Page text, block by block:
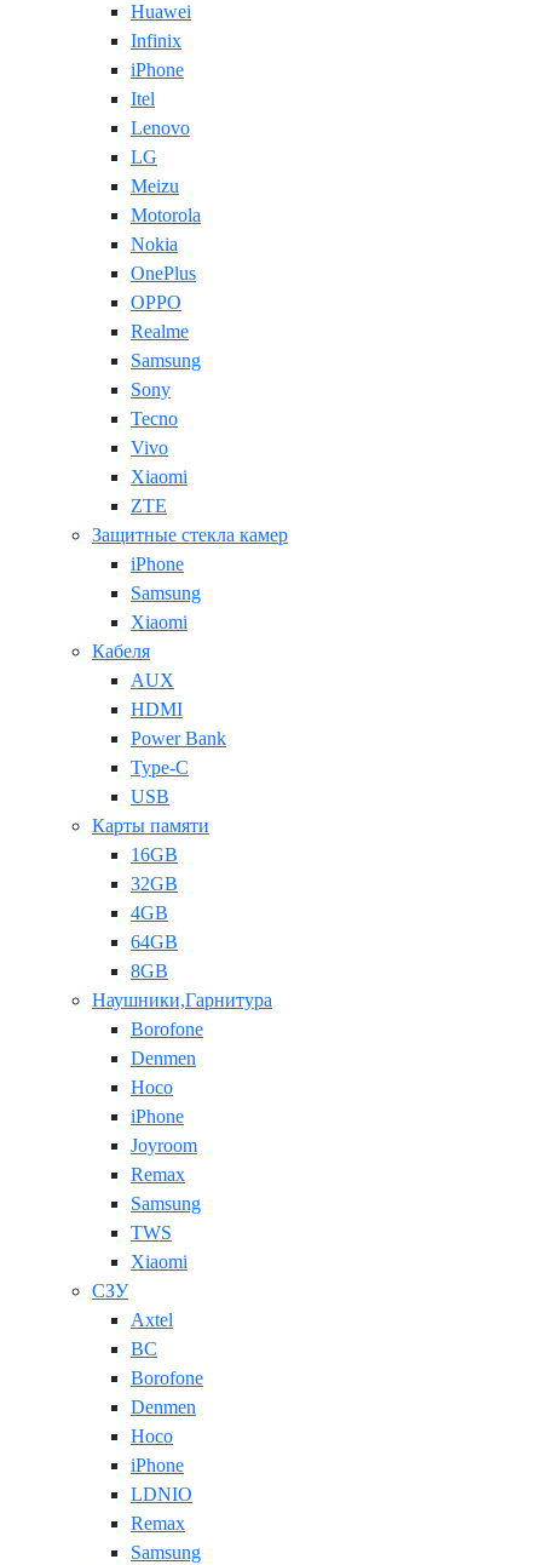
Huawei
Infinix
iPhone
Itel
Lenovo
LG
Meizu
Motorola
Nokia
OnePlus
OPPO
Realme
Samsung
Sony
Tecno
Vivo
Xiaomi
ZTE
Защитные стекла камер
iPhone
Samsung
Xiaomi
Кабеля
AUX
HDMI
Power Bank
Type-C
USB
Карты памяти
16GB
32GB
4GB
64GB
8GB
Наушники,Гарнитура
Borofone
Denmen
Hoco
iPhone
Joyroom
Remax
Samsung
TWS
Xiaomi
СЗУ
Axtel
BC
Borofone
Denmen
Hoco
iPhone
LDNIO
Remax
Samsung